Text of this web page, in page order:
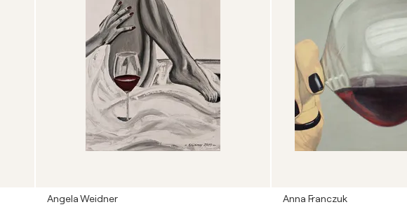
Angela Weidner Anna Franczuk